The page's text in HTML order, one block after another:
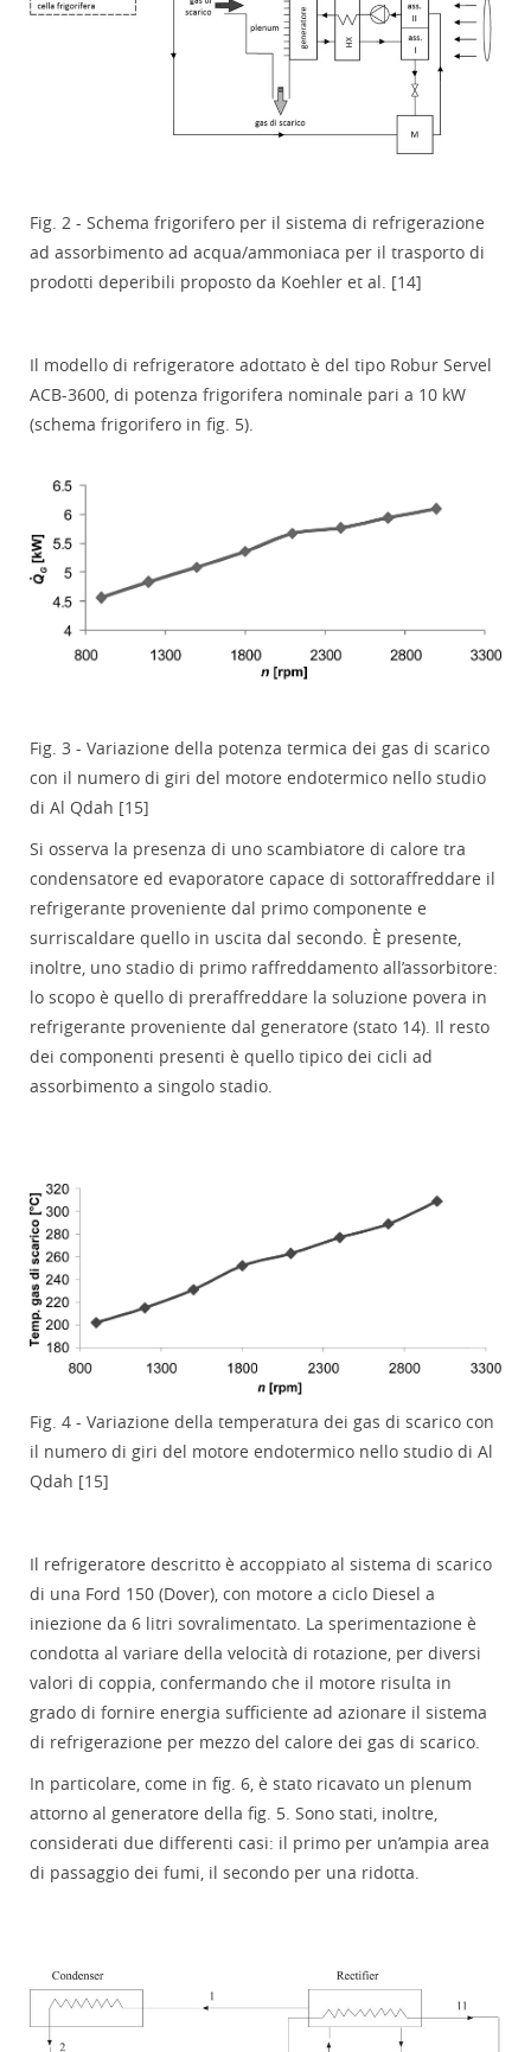
Fig. 2 - Schema frigorifero per il sistema di refrigerazione
ad assorbimento ad acqua/ammoniaca per il trasporto di
prodotti deperibili proposto da Koehler et al. [14]
Il modello di refrigeratore adottato è del tipo Robur Servel
ACB-3600, di potenza frigorifera nominale pari a 10 kW
(schema frigorifero in fig. 5).
Fig. 3 - Variazione della potenza termica dei gas di scarico
con il numero di giri del motore endotermico nello studio
di Al Qdah [15]
Si osserva la presenza di uno scambiatore di calore tra
condensatore ed evaporatore capace di sottoraffreddare il
refrigerante proveniente dal primo componente e
surriscaldare quello in uscita dal secondo. È presente,
inoltre, uno stadio di primo raffreddamento all’assorbitore:
lo scopo è quello di preraffreddare la soluzione povera in
refrigerante proveniente dal generatore (stato 14). Il resto
dei componenti presenti è quello tipico dei cicli ad
assorbimento a singolo stadio.
Fig. 4 - Variazione della temperatura dei gas di scarico con
il numero di giri del motore endotermico nello studio di Al
Qdah [15]
Il refrigeratore descritto è accoppiato al sistema di scarico
di una Ford 150 (Dover), con motore a ciclo Diesel a
iniezione da 6 litri sovralimentato. La sperimentazione è
condotta al variare della velocità di rotazione, per diversi
valori di coppia, confermando che il motore risulta in
grado di fornire energia sufficiente ad azionare il sistema
di refrigerazione per mezzo del calore dei gas di scarico.
In particolare, come in fig. 6, è stato ricavato un plenum
attorno al generatore della fig. 5. Sono stati, inoltre,
considerati due differenti casi: il primo per un’ampia area
di passaggio dei fumi, il secondo per una ridotta.